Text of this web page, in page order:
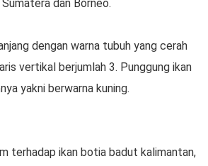
dan Borneo.
dengan warna tubuh yang cerah
vertikal berjumlah 3. Punggung ikan
yakni berwarna kuning.
terhadap ikan botia badut kalimantan,